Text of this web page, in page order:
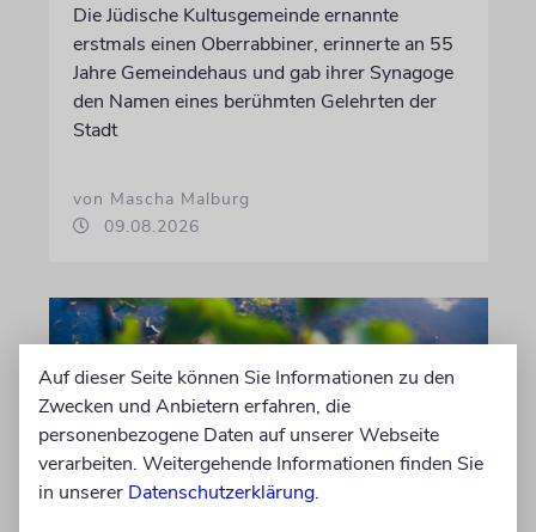
Die Jüdische Kultusgemeinde ernannte
erstmals einen Oberrabbiner, erinnerte an 55
Jahre Gemeindehaus und gab ihrer Synagoge
den Namen eines berühmten Gelehrten der
Stadt
von Mascha Malburg
09.08.2026
Auf dieser Seite können Sie Informationen zu den
Zwecken und Anbietern erfahren, die
personenbezogene Daten auf unserer Webseite
verarbeiten. Weitergehende Informationen finden Sie
in unserer Datenschutzerklärung.